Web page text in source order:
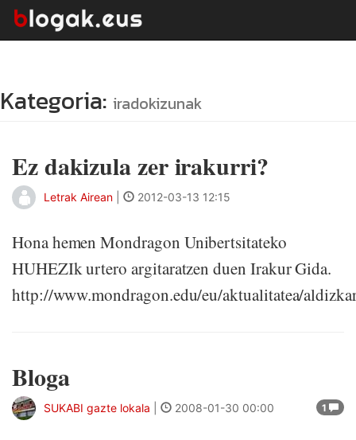
Kategoria: iradokizunak
Ez dakizula zer irakurri?
Letrak Airean 2012-03-13 12:15
Hona hemen Mondragon Unibertsitateko
HUHEZIk urtero argitaratzen duen Irakur Gida.
http://www.mondragon.edu/eu/aktualitatea/
Bloga
1
SUKABI gazte lokala 2008-01-30 00:00